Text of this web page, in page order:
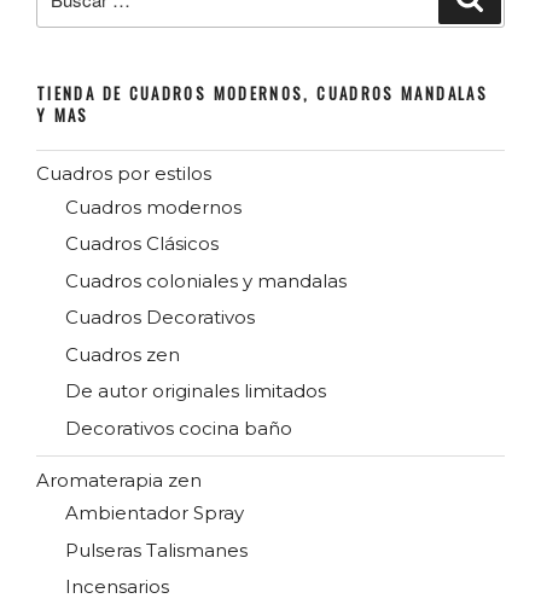
por:
TIENDA DE CUADROS MODERNOS, CUADROS MANDALAS
Y MAS
Cuadros por estilos
Cuadros modernos
Cuadros Clásicos
Cuadros coloniales y mandalas
Cuadros Decorativos
Cuadros zen
De autor originales limitados
Decorativos cocina baño
Aromaterapia zen
Ambientador Spray
Pulseras Talismanes
Incensarios